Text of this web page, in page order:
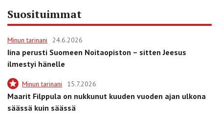
Suosituimmat
Minun tarinani 24.6.2026
Iina perusti Suomeen Noitaopiston – sitten Jeesus
ilmestyi hänelle
Minun tarinani 15.7.2026
Maarit Filppula on nukkunut kuuden vuoden ajan ulkona
säässä kuin säässä